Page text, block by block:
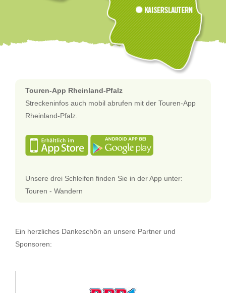
Touren-App Rheinland-Pfalz
Streckeninfos auch mobil abrufen mit der Touren-App
Rheinland-Pfalz.
Unsere drei Schleifen finden Sie in der App unter:
Touren - Wandern
Ein herzliches Dankeschön an unsere Partner und
Sponsoren: